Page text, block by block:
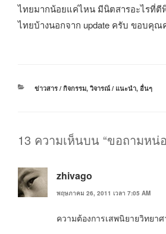
ไทยมากน้อยแค่ไหน มีนิตสารอะไรที่ตี
ไทยบ้างนอกจาก update ครับ ขอบคุณ
หมวด
ข่าวสาร / กิจกรรม, วิจารณ์ / แนะนำ, อื่นๆ
13 ความเห็นบน “ขอถามหน่
zhivago
พฤษภาคม 26, 2011 เวลา 7:05 AM
ความต้องการเสพนิยายวิทยา